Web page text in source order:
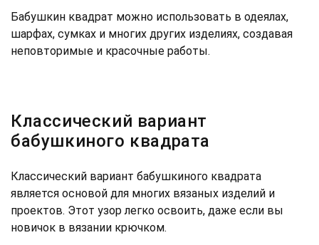
Бабушкин квадрат можно использовать в одеялах,
шарфах, сумках и многих других изделиях, создавая
неповторимые и красочные работы.
Классический вариант
бабушкиного квадрата
Классический вариант бабушкиного квадрата
является основой для многих вязаных изделий и
проектов. Этот узор легко освоить, даже если вы
новичок в вязании крючком.